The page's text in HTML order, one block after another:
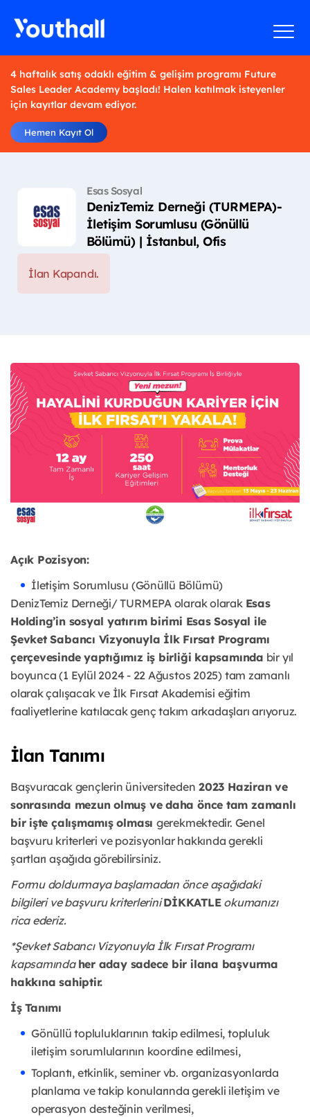
4 haftalık satış odaklı eğitim & gelişim programı Future
Sales Leader Academy başladı! Halen katılmak isteyenler
için kayıtlar devam ediyor.
Hemen Kayıt Ol
Esas Sosyal
DenizTemiz Derneği (TURMEPA)-
İletişim Sorumlusu (Gönüllü
Bölümü) | İstanbul, Ofis
İlan Kapandı.
Açık Pozisyon:
İletişim Sorumlusu (Gönüllü Bölümü)
DenizTemiz Derneği/ TURMEPA olarak olarak Esas
Holding’in sosyal yatırım birimi Esas Sosyal ile
Şevket Sabancı Vizyonuyla İlk Fırsat Programı
çerçevesinde yaptığımız iş birliği kapsamında bir yıl
boyunca (1 Eylül 2024 - 22 Ağustos 2025) tam zamanlı
olarak çalışacak ve İlk Fırsat Akademisi eğitim
faaliyetlerine katılacak genç takım arkadaşları arıyoruz.
İlan Tanımı
Başvuracak gençlerin üniversiteden 2023 Haziran ve
sonrasında mezun olmuş ve daha önce tam zamanlı
bir işte çalışmamış olması gerekmektedir. Genel
başvuru kriterleri ve pozisyonlar hakkında gerekli
şartları aşağıda görebilirsiniz.
Formu doldurmaya başlamadan önce aşağıdaki
bilgileri ve başvuru kriterlerini DİKKATLE okumanızı
rica ederiz.
*Şevket Sabancı Vizyonuyla İlk Fırsat Programı
kapsamında her aday sadece bir ilana başvurma
hakkına sahiptir.
İş Tanımı
Gönüllü topluluklarının takip edilmesi, topluluk
iletişim sorumlularının koordine edilmesi,
Toplantı, etkinlik, seminer vb. organizasyonlarda
planlama ve takip konularında gerekli iletişim ve
operasyon desteğinin verilmesi,